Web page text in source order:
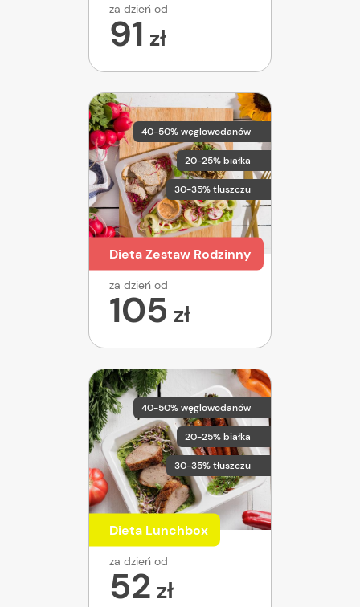
za dzień od
91 zł
40-50% węglowodanów
20-25% białka
30-35% tłuszczu
Dieta Zestaw Rodzinny
za dzień od
105 zł
40-50% węglowodanów
20-25% białka
30-35% tłuszczu
Dieta Lunchbox
za dzień od
52 zł